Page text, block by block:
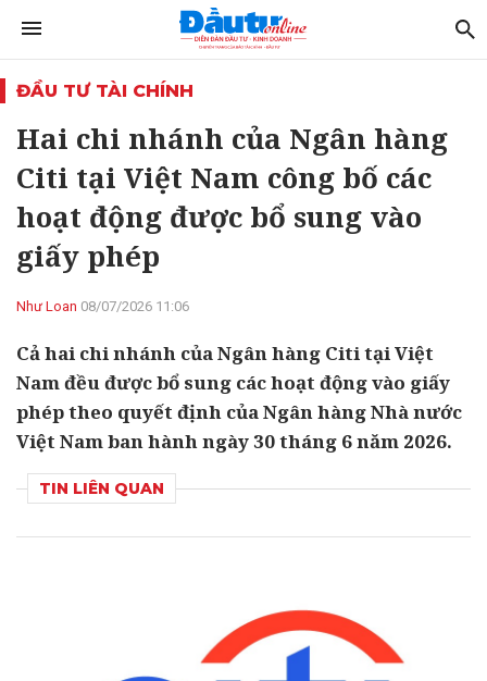
ĐẦU TƯ TÀI CHÍNH
Hai chi nhánh của Ngân hàng
Citi tại Việt Nam công bố các
hoạt động được bổ sung vào
giấy phép
Như Loan 08/07/2026 11:06
Cả hai chi nhánh của Ngân hàng Citi tại Việt
Nam đều được bổ sung các hoạt động vào giấy
phép theo quyết định của Ngân hàng Nhà nước
Việt Nam ban hành ngày 30 tháng 6 năm 2026.
TIN LIÊN QUAN